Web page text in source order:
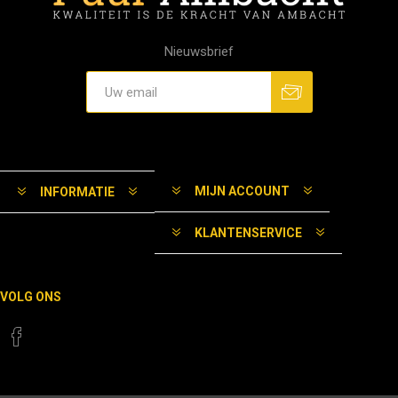
Nieuwsbrief
INFORMATIE MIJN ACCOUNT
KLANTENSERVICE
VOLG ONS